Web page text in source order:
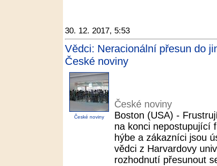
30. 12. 2017, 5:53
Vědci: Neracionální přesun do
České noviny
České noviny
České noviny
Boston (USA) -
na konci nepostupující
hýbe a zákazníci jsou
vědci z Harvardovy
rozhodnutí přesunout